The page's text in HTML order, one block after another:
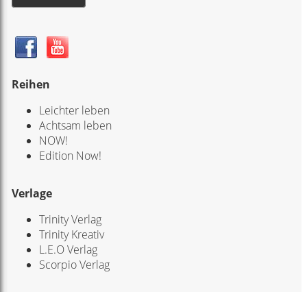
Reihen
Leichter leben
Achtsam leben
NOW!
Edition Now!
Verlage
Trinity Verlag
Trinity Kreativ
L.E.O Verlag
Scorpio Verlag